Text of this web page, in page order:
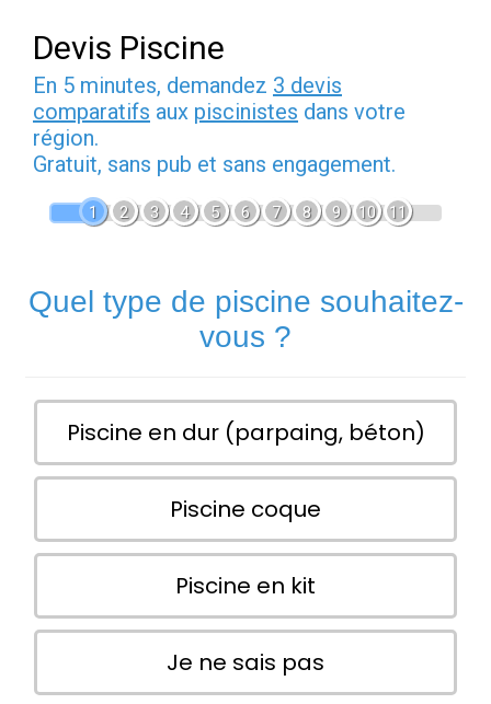
Devis Piscine
En 5 minutes, demandez 3 devis
comparatifs aux piscinistes dans votre
région.
Gratuit, sans pub et sans engagement.
1 2 3 4 5 6 7 8 9 10 11
Quel type de piscine souhaitez-
vous ?
Piscine en dur (parpaing, béton)
Piscine coque
Piscine en kit
Je ne sais pas